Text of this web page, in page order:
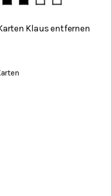
Klaus entfernen